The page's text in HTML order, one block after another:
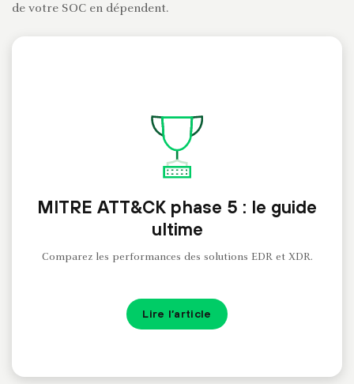
de votre SOC en dépendent.
MITRE ATT&CK phase 5 : le guide
ultime
Comparez les performances des solutions EDR et XDR.
Lire l’article